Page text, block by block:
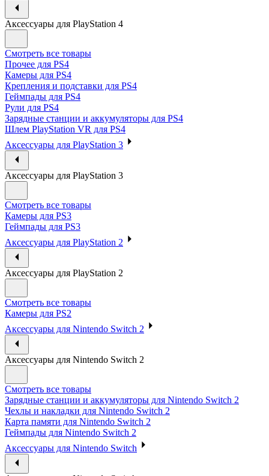
Аксессуары для PlayStation 4
Смотреть все товары
Прочее для PS4
Камеры для PS4
Крепления и подставки для PS4
Геймпады для PS4
Рули для PS4
Зарядные станции и аккумуляторы для PS4
Шлем PlayStation VR для PS4
Аксессуары для PlayStation 3
Аксессуары для PlayStation 3
Смотреть все товары
Камеры для PS3
Геймпады для PS3
Аксессуары для PlayStation 2
Аксессуары для PlayStation 2
Смотреть все товары
Камеры для PS2
Аксессуары для Nintendo Switch 2
Аксессуары для Nintendo Switch 2
Смотреть все товары
Зарядные станции и аккумуляторы для Nintendo Switch 2
Чехлы и накладки для Nintendo Switch 2
Карта памяти для Nintendo Switch 2
Геймпады для Nintendo Switch 2
Аксессуары для Nintendo Switch